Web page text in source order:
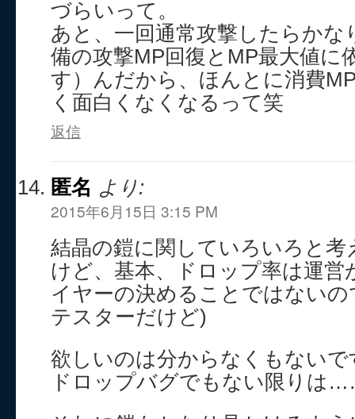
づらいって。
あと、一回通常攻撃したらかな
備の攻撃MP回復とMP最大値に
す）んだから、ほんとに消費
く面白くなくなるって笑
返信
匿名 より:
2015年6月15日 3:15 PM
結晶の鎧に関していろいろと
けど、基本、ドロップ率は運
イヤーの決めることではない
テスターだけど)
欲しいのは分からなくもない
ドロップバグでもない限りは